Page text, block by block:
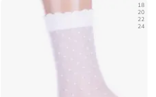
18
20
22
24